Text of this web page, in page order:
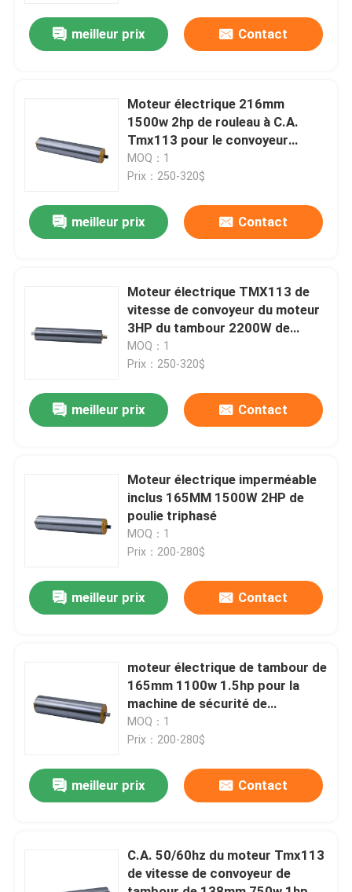
Vidéos
À propos de nous
Contrôle de la qualité
Nouvelles
moteur de vitesse de C.C
meilleur prix Contact
Moteur électrique 216mm
1500w 2hp de rouleau à C.A.
Tmx113 pour le convoyeur
d'aéroport
MOQ：1
Prix：250-320$
meilleur prix Contact
Moteur électrique TMX113 de
vitesse de convoyeur du moteur
3HP du tambour 2200W de
216MM
MOQ：1
Prix：250-320$
meilleur prix Contact
Moteur électrique imperméable
inclus 165MM 1500W 2HP de
poulie triphasé
MOQ：1
Prix：200-280$
meilleur prix Contact
moteur électrique de tambour de
165mm 1100w 1.5hp pour la
machine de sécurité de
convoyeur d'aéroport
MOQ：1
Prix：200-280$
meilleur prix Contact
C.A. 50/60hz du moteur Tmx113
de vitesse de convoyeur de